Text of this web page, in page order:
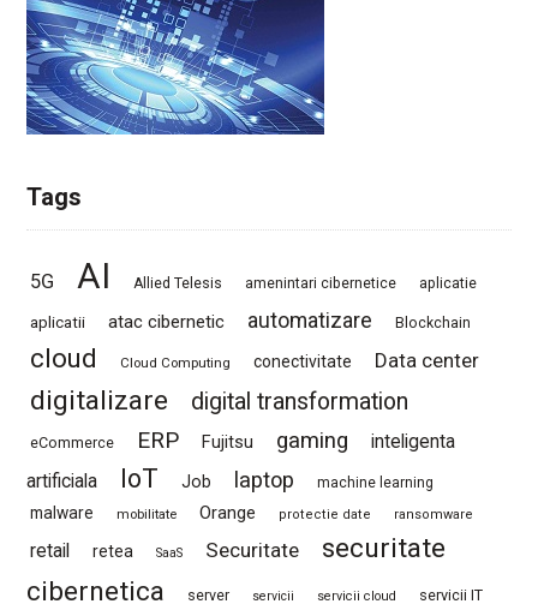
Tags
5G AI Allied Telesis amenintari cibernetice aplicatie
aplicatii atac cibernetic automatizare Blockchain
cloud Cloud Computing conectivitate Data center
digitalizare digital transformation
eCommerce ERP Fujitsu gaming
inteligenta
artificiala
IoT Job laptop machine learning
malware mobilitate Orange protectie date ransomware
retail retea SaaS Securitate
securitate
cibernetica
server servicii servicii cloud servicii IT